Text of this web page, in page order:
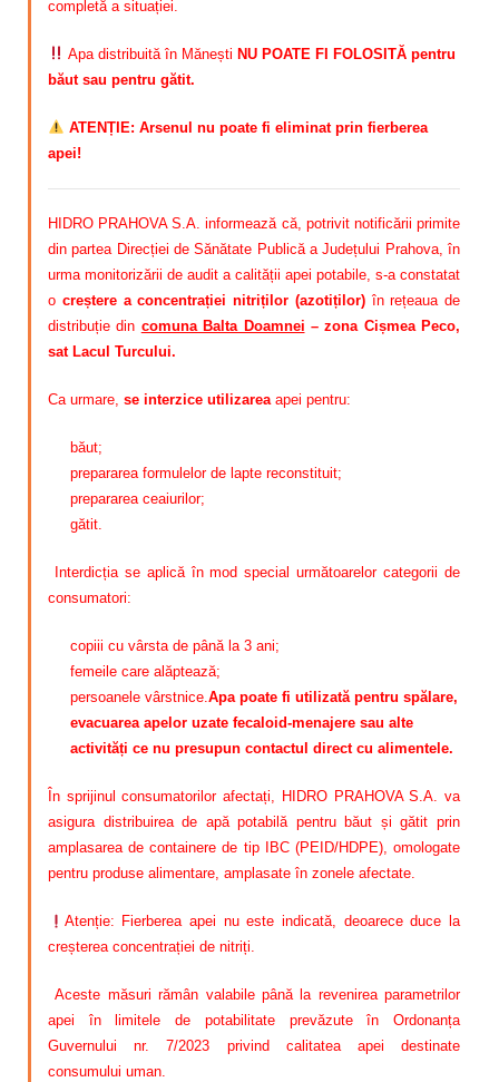
completă a situației.
Apa distribuită în Mănești NU POATE FI FOLOSITĂ pentru
băut sau pentru gătit.
ATENȚIE: Arsenul nu poate fi eliminat prin fierberea
apei!
HIDRO PRAHOVA S.A. informează că, potrivit notificării primite
din partea Direcției de Sănătate Publică a Județului Prahova, în
urma monitorizării de audit a calității apei potabile, s-a constatat
o creștere a concentrației nitriților (azotiților)în rețeaua de
distribuție din comuna Balta Doamnei – zona Cișmea Peco,
sat Lacul Turcului.
Ca urmare, se interzice utilizareaapei pentru:
băut;
prepararea formulelor de lapte reconstituit;
prepararea ceaiurilor;
gătit.
Interdicția se aplică în mod special următoarelor categorii de
consumatori:
copiii cu vârsta de până la 3 ani;
femeile care alăptează;
persoanele vârstnice.Apa poate fi utilizată pentru spălare,
evacuarea apelor uzate fecaloid-menajere sau alte
activități ce nu presupun contactul direct cu alimentele.
În sprijinul consumatorilor afectați, HIDRO PRAHOVA S.A. va
asigura distribuirea de apă potabilă pentru băut și gătit prin
amplasarea de containere de tip IBC (PEID/HDPE), omologate
pentru produse alimentare, amplasate în zonele afectate.
Atenție: Fierberea apei nu este indicată, deoarece duce la
creșterea concentrației de nitriți.
Aceste măsuri rămân valabile până la revenirea parametrilor
apei în limitele de potabilitate prevăzute în Ordonanța
Guvernului nr. 7/2023 privind calitatea apei destinate
consumului uman.